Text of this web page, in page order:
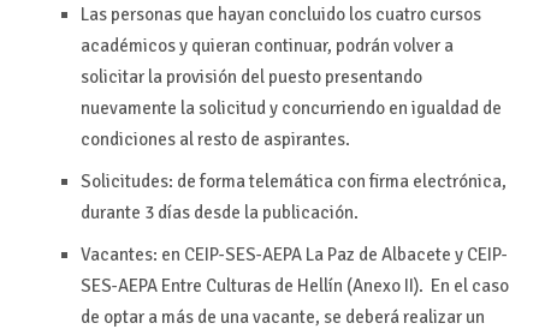
Las personas que hayan concluido los cuatro cursos
académicosy quieran continuar, podrán volver a
solicitar la provisión del puesto presentando
nuevamente la solicitudy concurriendo en igualdad de
condiciones al resto de aspirantes.
Solicitudes: de formatelemática con firma electrónica,
durante 3 días desde la publicación.
Vacantes: en CEIP-SES-AEPA La Paz de Albacete y CEIP-
SES-AEPA Entre Culturas de Hellín (Anexo II). En el caso
de optar a más de una vacante, se deberárealizar un